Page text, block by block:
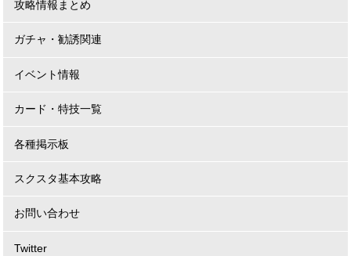
攻略情報まとめ
ガチャ・勧誘関連
イベント情報
カード・特技一覧
各種掲示板
スクスタ基本攻略
お問い合わせ
Twitter